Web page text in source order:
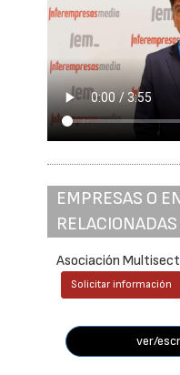
EMPRESAS O
RELACIONADAS
Asociación
Solicitar información
ver/